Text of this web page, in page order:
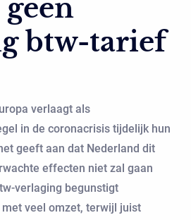
btw-tarief
verlaagt als
in de coronacrisis tijdelijk hun
geeft aan dat Nederland dit
effecten niet zal gaan
verlaging begunstigt
veel omzet, terwijl juist